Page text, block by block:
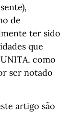
de
ter sido
que
como
ser notado
artigo são